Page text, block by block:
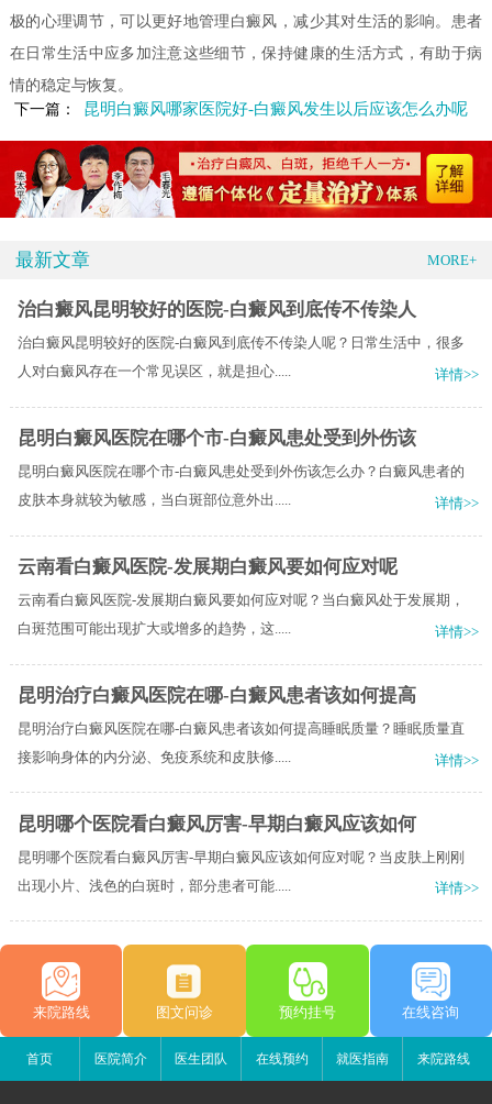
极的心理调节，可以更好地管理白癜风，减少其对生活的影响。患者
在日常生活中应多加注意这些细节，保持健康的生活方式，有助于病
情的稳定与恢复。
下一篇：
昆明白癜风哪家医院好-白癜风发生以后应该怎么办呢
最新文章 MORE+
治白癜风昆明较好的医院-白癜风到底传不传染人
治白癜风昆明较好的医院-白癜风到底传不传染人呢？日常生活中，很多
人对白癜风存在一个常见误区，就是担心.....
详情>>
昆明白癜风医院在哪个市-白癜风患处受到外伤该
昆明白癜风医院在哪个市-白癜风患处受到外伤该怎么办？白癜风患者的
皮肤本身就较为敏感，当白斑部位意外出.....
详情>>
云南看白癜风医院-发展期白癜风要如何应对呢
云南看白癜风医院-发展期白癜风要如何应对呢？当白癜风处于发展期，
白斑范围可能出现扩大或增多的趋势，这.....
详情>>
昆明治疗白癜风医院在哪-白癜风患者该如何提高
昆明治疗白癜风医院在哪-白癜风患者该如何提高睡眠质量？睡眠质量直
接影响身体的内分泌、免疫系统和皮肤修.....
详情>>
昆明哪个医院看白癜风厉害-早期白癜风应该如何
昆明哪个医院看白癜风厉害-早期白癜风应该如何应对呢？当皮肤上刚刚
出现小片、浅色的白斑时，部分患者可能.....
详情>>
来院路线 图文问诊 预约挂号 在线咨询
首页 医院简介 医生团队 在线预约 就医指南 来院路线